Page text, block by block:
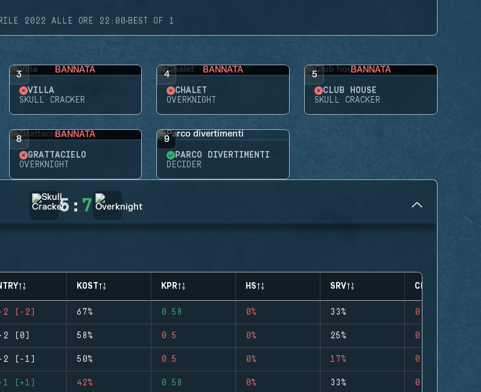
2022 ALLE ORE 22:00·BEST OF 1
3 BANNATA
VILLA
SKULL CRACKER
4 BANNATA
CHALET
OVERKNIGHT
5 BANNATA
CLUB HOUSE
SKULL CRACKER
8 BANNATA
GRATTACIELO
OVERKNIGHT
9
PARCO DIVERTIMENTI
DECIDER
5 : 7
KOST KPR HS SRV CLUTCHES
2 (-2) 67% 0.58 0% 33% 0
2 (0) 58% 0.5 0% 25% 0
2 (-1) 50% 0.5 0% 17% 0
1 (+1) 42% 0.58 0% 33% 0